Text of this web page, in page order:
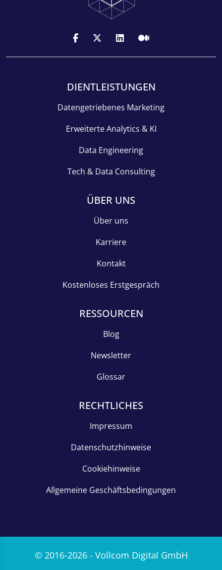
DIENTLEISTUNGEN
Datengetriebenes Marketing
Erweiterte Analytics & KI
Data Engineering
Tech & Data Consulting
ÜBER UNS
Über uns
Karriere
Kontakt
Kostenloses Erstgespräch
RESSOURCEN
Blog
Newsletter
Glossar
RECHTLICHES
Impressum
Datenschutzhinweise
Cookiehinweise
Allgemeine Geschäftsbedingungen
© 2016-2026 - Vollcom Digital GmbH